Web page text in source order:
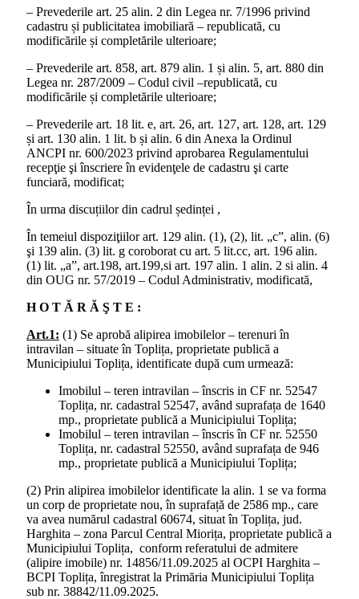
– Prevederile art. 25 alin. 2 din Legea nr. 7/1996 privind
cadastru și publicitatea imobiliară – republicată, cu
modificările și completările ulterioare;
– Prevederile art. 858, art. 879 alin. 1 și alin. 5, art. 880 din
Legea nr. 287/2009 – Codul civil –republicată, cu
modificările și completările ulterioare;
– Prevederile art. 18 lit. e, art. 26, art. 127, art. 128, art. 129
și art. 130 alin. 1 lit. b și alin. 6 din Anexa la Ordinul
ANCPI nr. 600/2023 privind aprobarea Regulamentului
recepţie şi înscriere în evidenţele de cadastru şi carte
funciară, modificat;
În urma discuțiilor din cadrul ședinței ,
În temeiul dispoziţiilor art. 129 alin. (1), (2), lit. „c”, alin. (6)
şi 139 alin. (3) lit. g coroborat cu art. 5 lit.cc, art. 196 alin.
(1) lit. „a”, art.198, art.199,si art. 197 alin. 1 alin. 2 si alin. 4
din OUG nr. 57/2019 – Codul Administrativ, modificată,
H O T Ă R Ă Ş T E :
Art.1: (1) Se aprobă alipirea imobilelor – terenuri în
intravilan – situate în Toplița, proprietate publică a
Municipiului Toplița, identificate după cum urmează:
Imobilul – teren intravilan – înscris in CF nr. 52547
Toplița, nr. cadastral 52547, având suprafața de 1640
mp., proprietate publică a Municipiului Toplița;
Imobilul – teren intravilan – înscris în CF nr. 52550
Toplița, nr. cadastral 52550, având suprafața de 946
mp., proprietate publică a Municipiului Toplița;
(2) Prin alipirea imobilelor identificate la alin. 1 se va forma
un corp de proprietate nou, în suprafață de 2586 mp., care
va avea numărul cadastral 60674, situat în Toplița, jud.
Harghita – zona Parcul Central Miorița, proprietate publică a
Municipiului Toplița, conform referatului de admitere
(alipire imobile) nr. 14856/11.09.2025 al OCPI Harghita –
BCPI Toplița, înregistrat la Primăria Municipiului Toplița
sub nr. 38842/11.09.2025.